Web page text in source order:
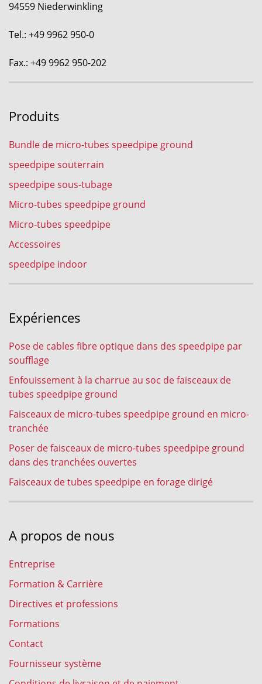
94559 Niederwinkling
Tel.: +49 9962 950-0
Fax.: +49 9962 950-202
Produits
Bundle de micro-tubes speedpipe ground
speedpipe souterrain
speedpipe sous-tubage
Micro-tubes speedpipe ground
Micro-tubes speedpipe
Accessoires
speedpipe indoor
Expériences
Pose de cables fibre optique dans des speedpipe par
soufflage
Enfouissement à la charrue au soc de faisceaux de
tubes speedpipe ground
Faisceaux de micro-tubes speedpipe ground en micro-
tranchée
Poser de faisceaux de micro-tubes speedpipe ground
dans des tranchées ouvertes
Faisceaux de tubes speedpipe en forage dirigé
A propos de nous
Entreprise
Formation & Carrière
Directives et professions
Formations
Contact
Fournisseur système